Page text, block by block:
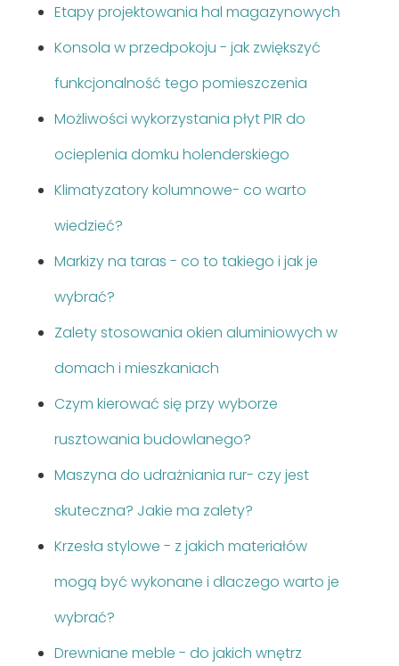
Etapy projektowania hal magazynowych
Konsola w przedpokoju - jak zwiększyć
funkcjonalność tego pomieszczenia
Możliwości wykorzystania płyt PIR do
ocieplenia domku holenderskiego
Klimatyzatory kolumnowe- co warto
wiedzieć?
Markizy na taras - co to takiego i jak je
wybrać?
Zalety stosowania okien aluminiowych w
domach i mieszkaniach
Czym kierować się przy wyborze
rusztowania budowlanego?
Maszyna do udrażniania rur- czy jest
skuteczna? Jakie ma zalety?
Krzesła stylowe - z jakich materiałów
mogą być wykonane i dlaczego warto je
wybrać?
Drewniane meble - do jakich wnętrz